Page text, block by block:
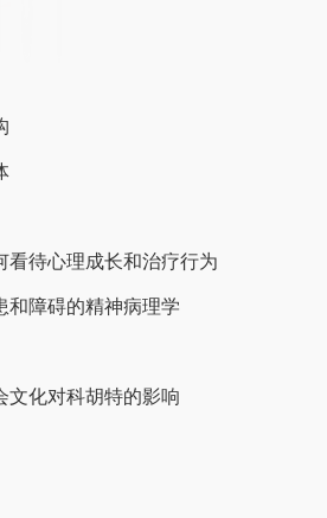
待心理成长和治疗行为
障碍的精神病理学
化对科胡特的影响